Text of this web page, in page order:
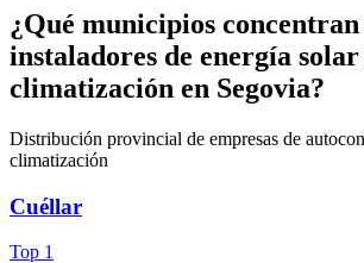
¿Qué municipios concentran
instaladores de energía
climatización en Segovia?
Distribución provincial de empresas de
climatización
Cuéllar
Top 1